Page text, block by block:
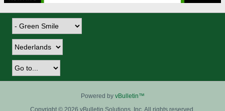
Powered by vBulletin™
Copyright © 2026 vBulletin Solutions, Inc. All rights reserved.